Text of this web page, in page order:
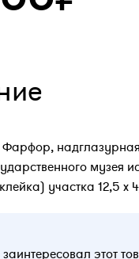
Фарфор,
музея
участка 12,5 х
этот